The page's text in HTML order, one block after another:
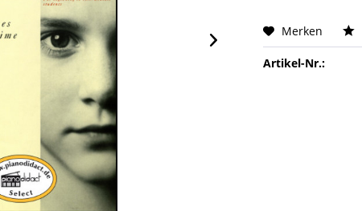
Merken
Artikel-Nr.: